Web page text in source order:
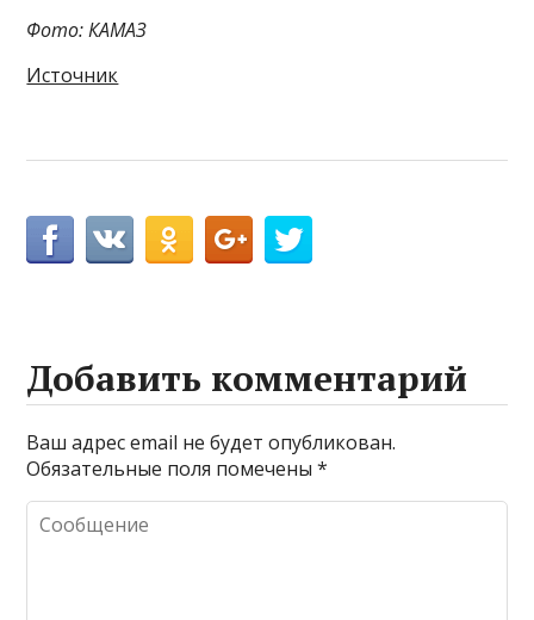
Фото: КАМАЗ
Источник
Добавить комментарий
Ваш адрес email не будет опубликован.
Обязательные поля помечены*